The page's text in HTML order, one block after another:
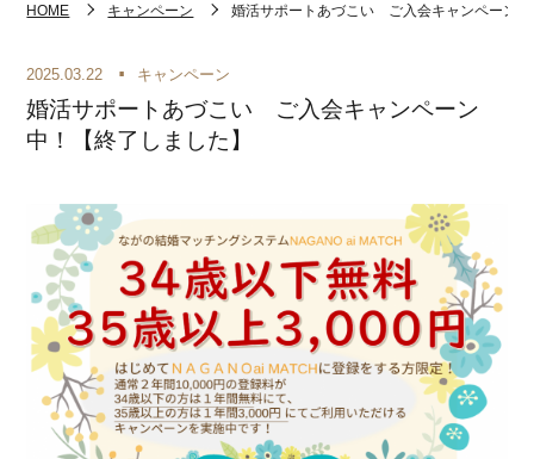
HOME キャンペーン 婚活サポートあづこい ご入会キャンペーン
2025.03.22 キャンペーン
婚活サポートあづこい ご入会キャンペーン
中！【終了しました】